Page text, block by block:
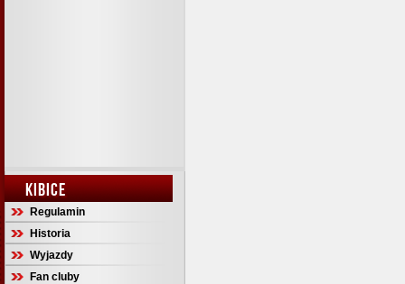
KIBICE
Regulamin
Historia
Wyjazdy
Fan cluby